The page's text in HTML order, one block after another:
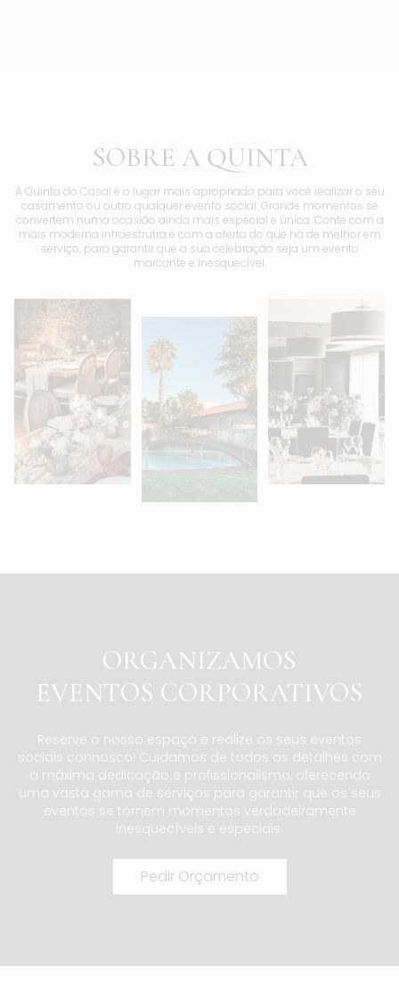
SOBRE A QUINTA
A Quinta do Casal é o lugar mais apropriado para você realizar o seu
casamento ou outro qualquer evento social. Grande momentos se
convertem numa ocasião ainda mais especial e única. Conte com a
mais moderna infraestrutra e com a oferta do que há de melhor em
serviço, para garantir que a sua celebração seja um evento
marcante e inesquecível.
ORGANIZAMOS
EVENTOS CORPORATIVOS
Reserve o nosso espaço e realize os seus eventos
sociais connosco! Cuidamos de todos os detalhes com
a máxima dedicação e profissionalismo, oferecendo
uma vasta gama de serviços para garantir que os seus
eventos se tornem momentos verdadeiramente
inesquecíveis e especiais.
Pedir Orçamento